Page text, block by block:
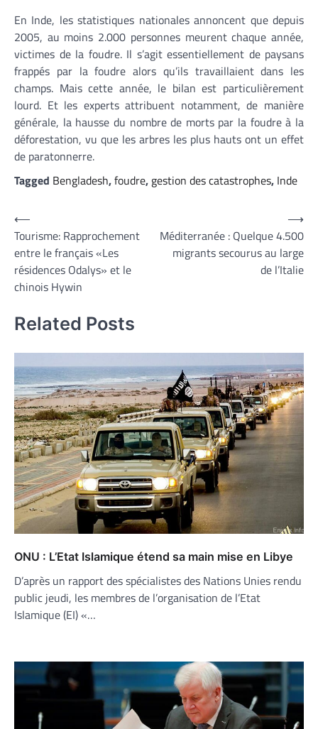
En Inde, les statistiques nationales annoncent que depuis
2005, au moins 2.000 personnes meurent chaque année,
victimes de la foudre. Il s’agit essentiellement de paysans
frappés par la foudre alors qu’ils travaillaient dans les
champs. Mais cette année, le bilan est particulièrement
lourd. Et les experts attribuent notamment, de manière
générale, la hausse du nombre de morts par la foudre à la
déforestation, vu que les arbres les plus hauts ont un effet
de paratonnerre.
Tagged Bengladesh,foudre, gestion des catastrophes, Inde
Navigation
de
l’article
⟵
Tourisme: Rapprochement
entre le français «Les
résidences Odalys» et le
chinois Hywin
Méditerranée : Quelque 4.500
migrants secourus au large
de l’Italie
⟶
Related Posts
ONU : L’Etat Islamique étend sa main mise en Libye
D’après un rapport des spécialistes des Nations Unies rendu
public jeudi, les membres de l’organisation de l’Etat
Islamique (EI) «…